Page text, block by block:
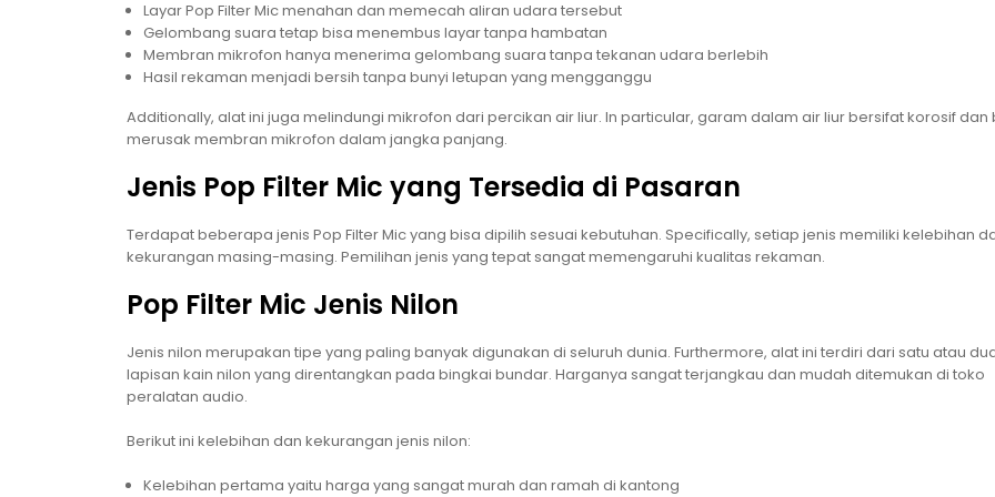
Layar Pop Filter Mic menahan dan memecah aliran udara tersebut
Gelombang suara tetap bisa menembus layar tanpa hambatan
Membran mikrofon hanya menerima gelombang suara tanpa tekanan udara berlebih
Hasil rekaman menjadi bersih tanpa bunyi letupan yang mengganggu
Additionally, alat ini juga melindungi mikrofon dari percikan air liur. In particular, garam dalam air liur bersifat korosif dan
merusak membran mikrofon dalam jangka panjang.
Jenis Pop Filter Mic yang Tersedia di Pasaran
Terdapat beberapa jenis Pop Filter Mic yang bisa dipilih sesuai kebutuhan. Specifically, setiap jenis memiliki kelebihan
kekurangan masing-masing. Pemilihan jenis yang tepat sangat memengaruhi kualitas rekaman.
Pop Filter Mic Jenis Nilon
Jenis nilon merupakan tipe yang paling banyak digunakan di seluruh dunia. Furthermore, alat ini terdiri dari satu atau
lapisan kain nilon yang direntangkan pada bingkai bundar. Harganya sangat terjangkau dan mudah ditemukan di toko
peralatan audio.
Berikut ini kelebihan dan kekurangan jenis nilon:
Kelebihan pertama yaitu harga yang sangat murah dan ramah di kantong